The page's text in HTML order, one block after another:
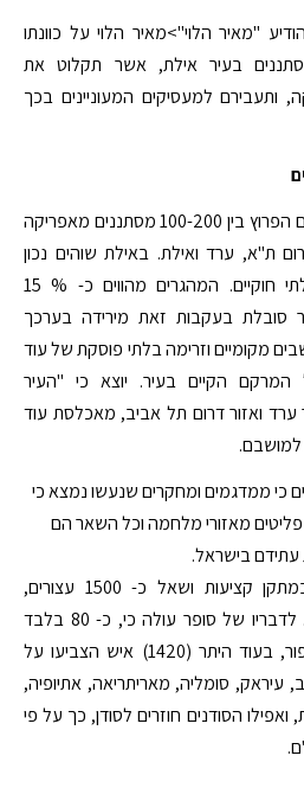
"מאיר הלוי">מאיר הלוי על כוונתו
בעיר אילת, אשר תקלוט את
ותעבירם למעסיקים המעוניינים בכך
מדי יום עוברים את גבול מצריים הפרוץ בין 100-200 מסתננים מאפריקה
ת"א, ערד ואילת. באילת שוהים נכון
להיום כ- 8,000 מהגרים בלתי חוקיים. המהגרים מהווים כ- % 15
סובלת בעקבות זאת מירידה בערכך
מקומיים וזרימה בלתי פוסקת של עוד
המרקם הקיים בעיר. יוצא כי "העיר
ואזור דרום תל אביב, מאכלסת עוד
למושבם.
ממדגמים ומחקרים שנעשו נמצא כי
אכן פליטים מאזורי מלחמה וכל השאר הם
בישראל.
פרופסור ארנון סופר ביקר במתקן קציעות ושאל כ- 1500 עצורים,
"פליטים" לכאורה, מהיכן הם. לדבריו של סופר עולה כי, כ- 80 בלבד
השיבו כי מקורם בחבל דארפור, בעוד היתר (1420) איש הצביעו על
עיראק, סומליה, מאריתריאה, אתיופיה,
הסודנים חוזרים לסודן, כך על פי